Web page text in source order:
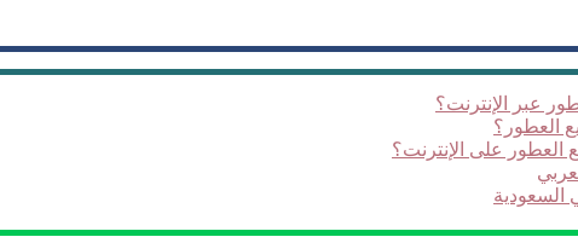
عبر الإنترنت؟
العطور؟
العطور على الإنترنت؟
السعودية